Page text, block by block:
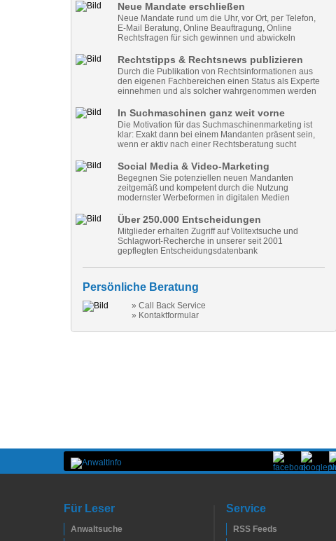
Neue Mandate erschließen
Neue Mandate rund um die Uhr, vor Ort, per Telefon,
E-Mail Beratung, Online Beauftragung, Online
Rechtsfragen für sich gewinnen und abwickeln
Rechtstipps & Rechtsnews publizieren
Durch die Publikation von Rechtsinformationen aus
den eigenen Fachbereichen einen Status als Experte
einnehmen und als solcher wahrgenommen werden
In Suchmaschinen ganz weit vorne
Die Motivation für das Suchmaschinenmarketing ist
klar: Exakt dann bei einem Mandanten präsent sein,
wenn er aktiv nach einer Rechtsberatung sucht
Social Media & Video-Marketing
Begegnen Sie potenziellen neuen Mandanten
zeitgemäß und kompetent durch die Nutzung
modernster Werbeformen in digitalen Medien
Über 250.000 Entscheidungen
Mitglieder erhalten Zugriff auf Volltextsuche und
Schlagwort-Recherche in unserer seit 2001
gepflegten Entscheidungsdatenbank
Persönliche Beratung
» Call Back Service
» Kontaktformular
Für Leser
Anwaltsuche
Service
RSS Feeds